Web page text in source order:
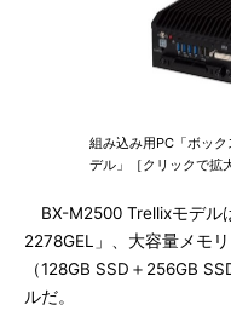
組み込み用PC「ボッ
デル」［クリックで拡
BX-M2500 Trellixモデル
2278GEL」、大容量メモ
（128GB SSD＋256GB
ルだ。